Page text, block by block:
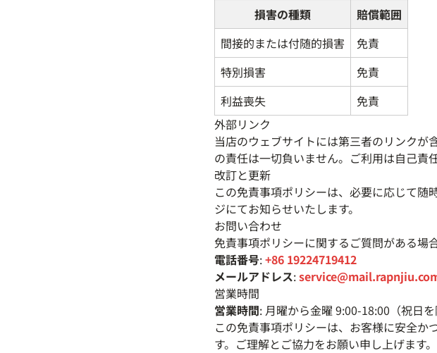
損害の種類
賠償範囲
間接的または付随的損害
免責
特別損害
免責
利益喪失
免責
外部リンク
当店のウェブサイトには第三者のリンクが
の責任は一切負いません。ご利用は自己責
改訂と更新
この免責事項ポリシーは、必要に応じて随
ジにてお知らせいたします。
お問い合わせ
免責事項ポリシーに関するご質問がある場
電話番号:+86 19224719412
メールアドレス:
営業時間
営業時間: 月曜から金曜 9:00-18:00（祝日を
この免責事項ポリシーは、お客様に安全か
す。ご理解とご協力をお願い申し上げます。